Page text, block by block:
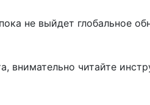
не выйдет глобальное
внимательно читайте